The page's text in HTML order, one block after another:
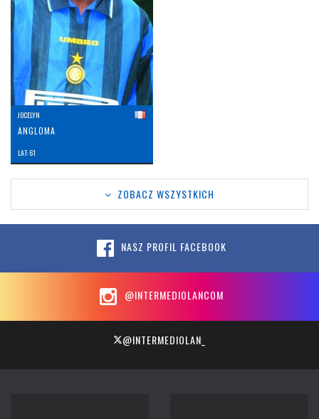
JOCELYN
ANGLOMA
LAT: 61
ZOBACZ WSZYSTKICH
NASZ PROFIL FACEBOOK
@INTERMEDIOLANCOM
@INTERMEDIOLAN_